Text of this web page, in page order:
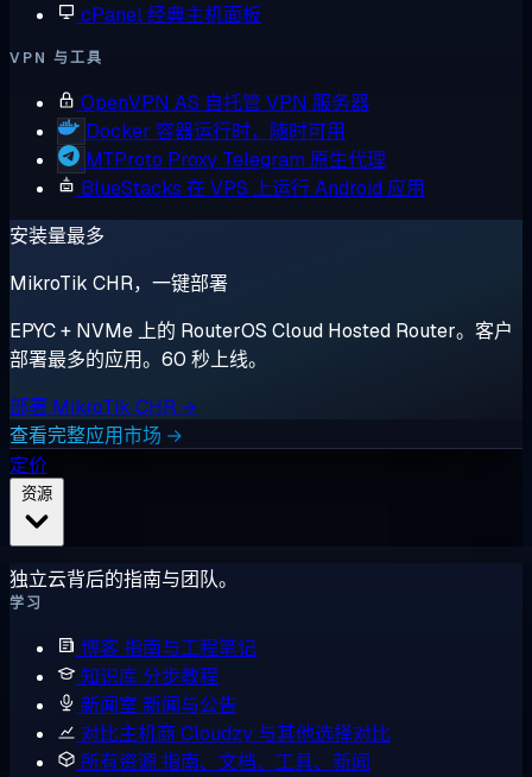
cPanel经典主机面板
VPN 与工具
OpenVPN AS 自托管 VPN 服务器
Docker 容器运行时，随时可用
MTProto Proxy Telegram 原生代理
BlueStacks 在 VPS 上运行 Android 应用
安装量最多
MikroTik CHR，一键部署
EPYC + NVMe 上的 RouterOS Cloud Hosted Router。客户
部署最多的应用。60 秒上线。
部署 MikroTik CHR →
查看完整应用市场 →
定价
独立云背后的指南与团队。
学习
博客指南与工程笔记
知识库 分步教程
新闻室 新闻与公告
对比主机商 Cloudzy 与其他选择对比
所有资源指南、文档、工具、新闻